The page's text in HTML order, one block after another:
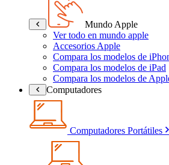
Mundo Apple
Ver todo en mundo apple
Accesorios Apple
Compara los modelos de
Compara los modelos de iPad
Compara los modelos de
Computadores
Computadores Portátiles